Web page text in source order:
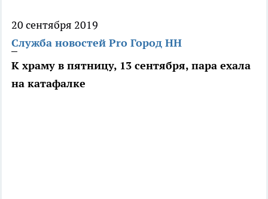
20 сентября 2019
Служба новостей Pro Город НН
К храму в пятницу, 13 сентября, пара ехала
на катафалке